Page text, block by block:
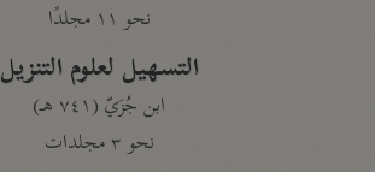
نحو ١١ مجلدًا
التسهيل لعلوم التنزيل
ابن جُزَيّ (٧٤١ هـ)
نحو ٣ مجلدات